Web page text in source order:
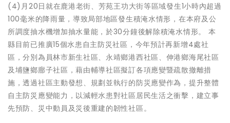
(4)月20日就在鹿港老街、芳苑王功大街等區域發生1小時內超過
100毫米的降雨量，導致局部地區發生積淹水情形，在本府及公
所調度抽水機增加抽水量能，於30分鐘後解除積淹水情形。 本
縣目前已推廣15個水患自主防災社區，今年預計再新增4處社
區，分別為員林市新生社區、永靖鄉港西社區、伸港鄉海尾社區
及埔鹽鄉廍子社區，藉由輔導社區擬訂各項應變暨疏散撤離措
施，透過社區主動發想、規劃並執行的防災應變作為，提升整體
自主防災應變能力，以減輕水患對社區居民生活之衝擊，建立事
先預防、災中動員及災後重建的韌性社區。